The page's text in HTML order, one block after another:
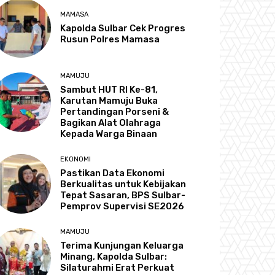
MAMASA
Kapolda Sulbar Cek Progres
Rusun Polres Mamasa
MAMUJU
Sambut HUT RI Ke-81,
Karutan Mamuju Buka
Pertandingan Porseni &
Bagikan Alat Olahraga
Kepada Warga Binaan
EKONOMI
Pastikan Data Ekonomi
Berkualitas untuk Kebijakan
Tepat Sasaran, BPS Sulbar-
Pemprov Supervisi SE2026
MAMUJU
Terima Kunjungan Keluarga
Minang, Kapolda Sulbar:
Silaturahmi Erat Perkuat